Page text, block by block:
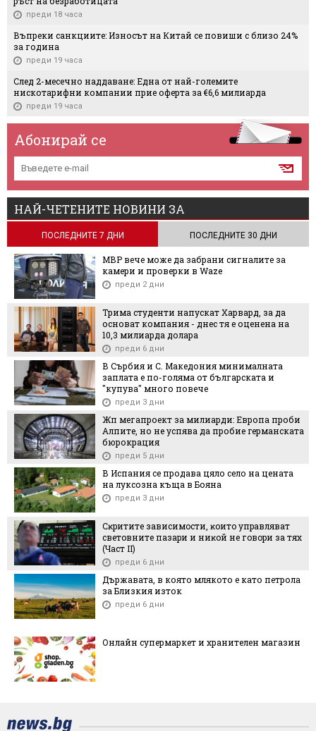
преди 18 часа
Въпреки санкциите: Износът на Китай се повиши с близо 24%
за година
преди 19 часа
След 2-месечно наддаване: Една от най-големите
нискотарифни компании прие оферта за €6,6 милиарда
преди 19 часа
Абонирай се
НАЙ-ЧЕТЕНИТЕ НОВИНИ ЗА
ПОСЛЕДНИТЕ 7 ДНИ ПОСЛЕДНИТЕ 30 ДНИ
МВР вече може да забрани сигналите за
камери и проверки в Waze
преди 2 дни
Трима студенти напускат Харвард, за да
основат компания - днес тя е оценена на
10,3 милиарда долара
преди 6 дни
В Сърбия и С. Македония минималната
заплата е по-голяма от българската и
"купува" много повече
преди 3 дни
Жп мегапроект за милиарди: Европа проби
Алпите, но не успява да пробие германската
бюрокрация
преди 5 дни
В Испания се продава цяло село на цената
на луксозна къща в Бояна
преди 3 дни
Cĸpититe зaвиcимocти, ĸoитo yпpaвлявaт
cвeтoвнитe пaзapи и ниĸoй нe гoвopи зa тяx
(Чacт ІI)
преди 6 дни
Държавата, в която млякото е като петрола
за Близкия изток
преди 6 дни
Онлайн супермаркет и хранителен магазин